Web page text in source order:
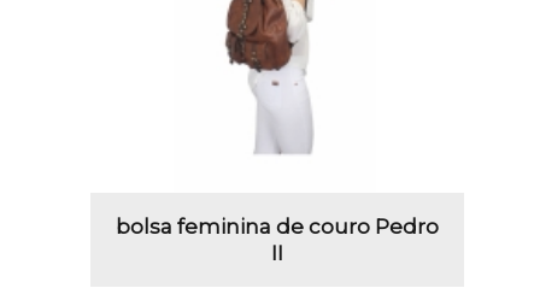
bolsa feminina de couro Pedro
II